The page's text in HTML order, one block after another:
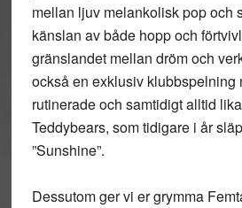
mellan ljuv melankolisk pop och
känslan av både hopp och
gränslandet mellan dröm och
också en exklusiv klubbspelning
rutinerade och samtidigt alltid
Teddybears, som tidigare i år
”Sunshine”.
Dessutom ger vi er grymma